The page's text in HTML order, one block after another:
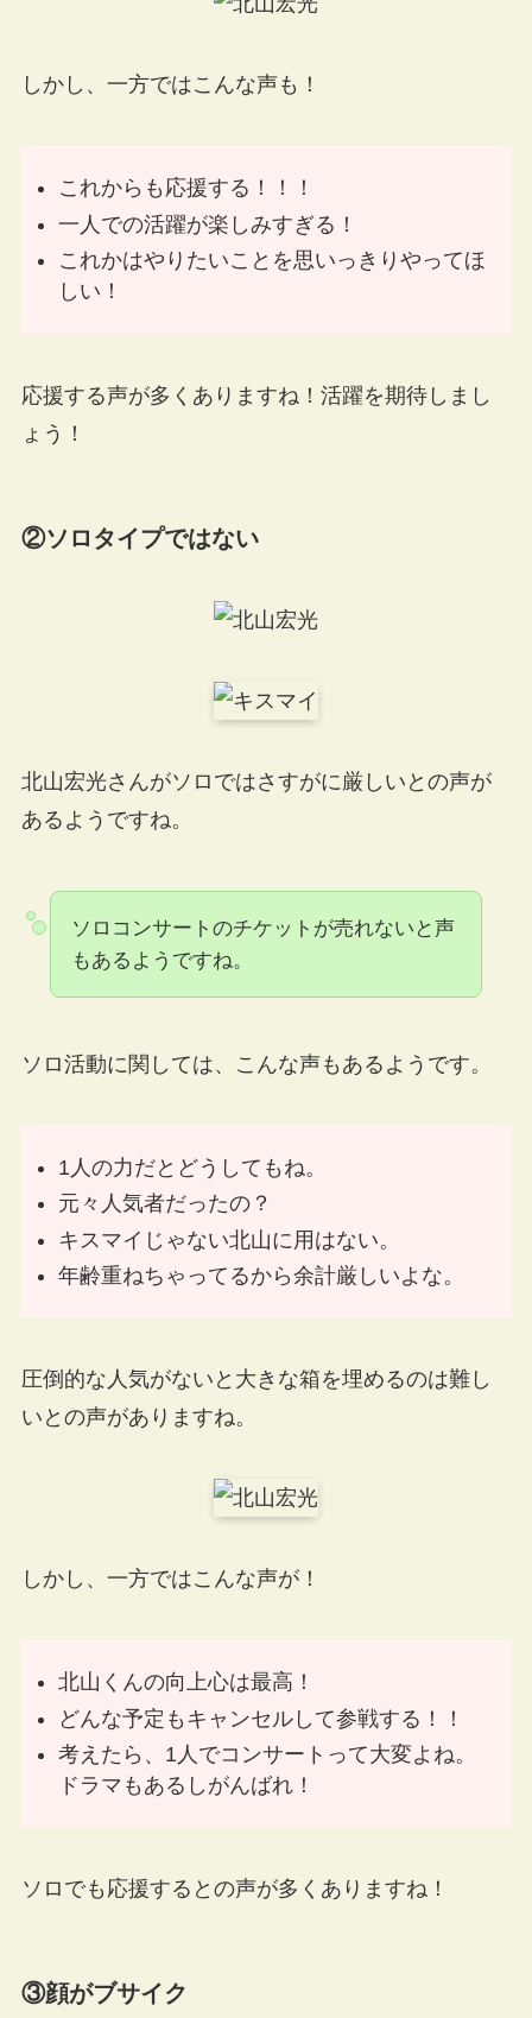
しかし、一方ではこんな声も！
これからも応援する！！！
一人での活躍が楽しみすぎる！
これかはやりたいことを思いっきりやってほ
しい！
応援する声が多くありますね！活躍を期待しまし
ょう！
②ソロタイプではない
北山宏光さんがソロではさすがに厳しいとの声が
あるようですね。
ソロコンサートのチケットが売れないと声
もあるようですね。
ソロ活動に関しては、こんな声もあるようです。
1人の力だとどうしてもね。
元々人気者だったの？
キスマイじゃない北山に用はない。
年齢重ねちゃってるから余計厳しいよな。
圧倒的な人気がないと大きな箱を埋めるのは難し
いとの声がありますね。
しかし、一方ではこんな声が！
北山くんの向上心は最高！
どんな予定もキャンセルして参戦する！！
考えたら、1人でコンサートって大変よね。
ドラマもあるしがんばれ！
ソロでも応援するとの声が多くありますね！
③顔がブサイク